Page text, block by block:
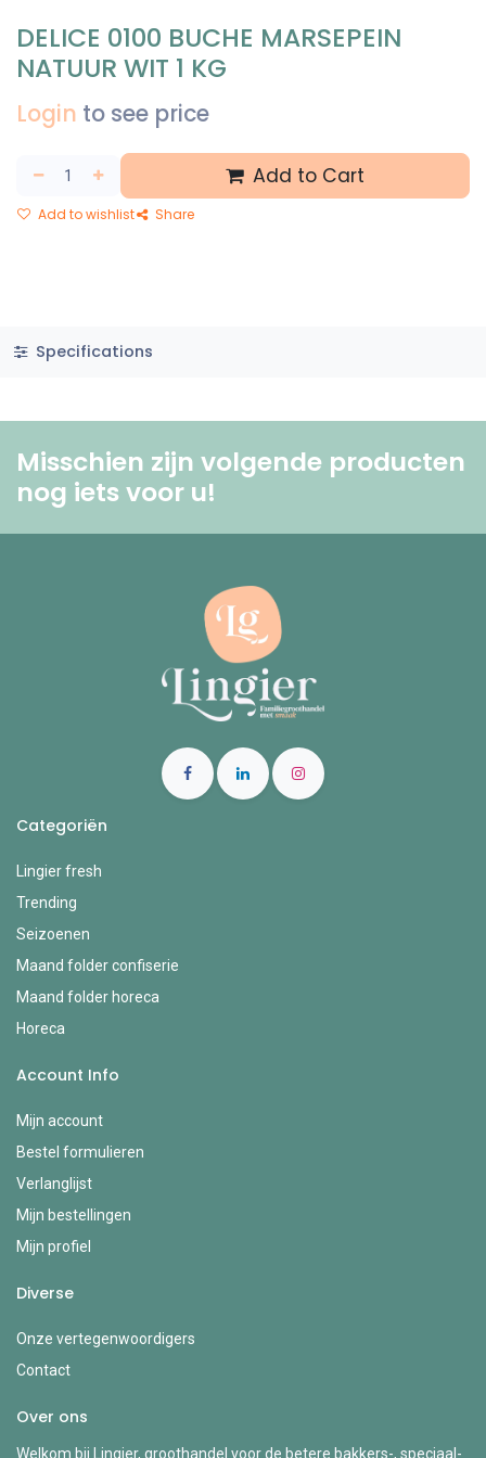
DELICE 0100 BUCHE MARSEPEIN
NATUUR WIT 1 KG
Login to see price
Add to Cart
Add to wishlist Share
Specifications
Misschien zijn volgende producten
nog iets voor u! ​
Categoriën
Lingier fresh
Trending
Seizoenen
Maand folder confiserie
Maand folder horeca
Horeca
Account Info
Mijn account
Bestel formulieren
Verlanglijst
Mijn bestellingen
Mijn profiel
Diverse
Onze vertegenwoordigers
Contact
Over ons
Welkom bij Lingier, groothandel voor de betere bakkers-, speciaal-